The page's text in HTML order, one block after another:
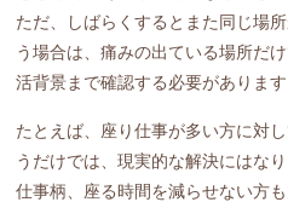
ただ、しばらくするとまた同じ場
う場合は、痛みの出ている場所だ
活背景まで確認する必要があります
たとえば、座り仕事が多い方に対
うだけでは、現実的な解決にはなり
仕事柄、座る時間を減らせない方も